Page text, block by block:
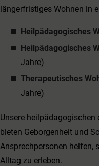
längerfristiges Wohnen in
Heilpädagogisches
Heilpädagogisches
Jahre)
Therapeutisches
Jahre)
Unsere
bieten Geborgenheit und
Ansprechpersonen helfen,
Alltag zu erleben.